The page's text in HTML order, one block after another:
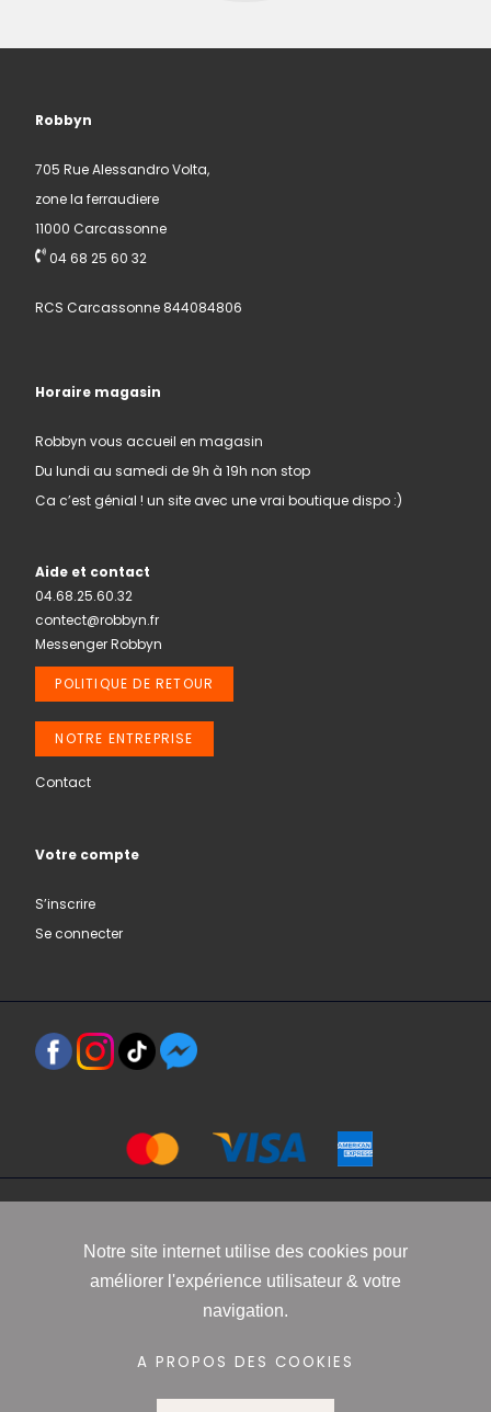
Robbyn
705 Rue Alessandro Volta,
zone la ferraudiere
11000 Carcassonne
04 68 25 60 32
RCS Carcassonne 844084806
Horaire magasin
Robbyn vous accueil en magasin
Du lundi au samedi de 9h à 19h non stop
Ca c’est génial ! un site avec une vrai boutique dispo :)
Aide et contact
04.68.25.60.32
contect@robbyn.fr
Messenger Robbyn
POLITIQUE DE RETOUR
NOTRE ENTREPRISE
Contact
Votre compte
S’inscrire
Se connecter
Conditions générales de vente
confidentialité
Notre site internet utilise des cookies pour
améliorer l'expérience utilisateur & votre
navigation.
A PROPOS DES COOKIES